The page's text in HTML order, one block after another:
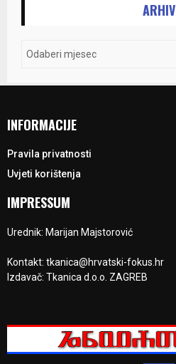
ARHIV
INFORMACIJE
Pravila privatnosti
Uvjeti korištenja
IMPRESSUM
Urednik: Marijan Majstorović
Kontakt: tkanica@hrvatski-fokus.hr
Izdavač: Tkanica d.o.o. ZAGREB